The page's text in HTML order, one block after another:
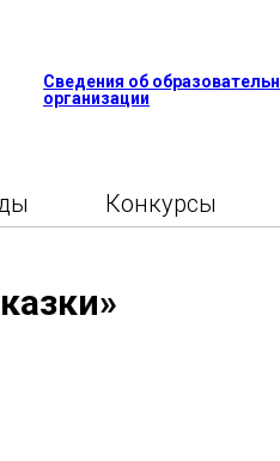
Сведения об
организации
Конкурсы